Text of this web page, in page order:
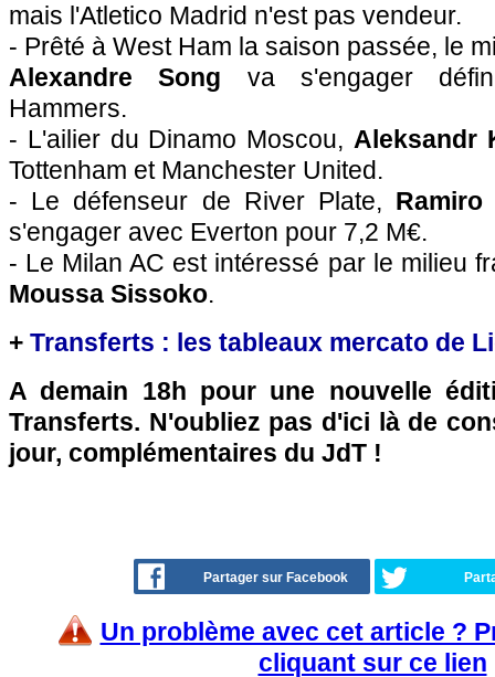
mais l'Atletico Madrid n'est pas vendeur.
- Prêté à West Ham la saison passée, le
Alexandre Song va s'engager
Hammers.
- L'ailier du Dinamo Moscou, Aleksandr
Tottenham et Manchester United.
- Le défenseur de River Plate,
s'engager avec Everton pour 7,2 M€.
- Le Milan AC est intéressé par le milieu
Moussa Sissoko.
+ Transferts : les tableaux mercato de
A demain 18h pour une nouvelle
Transferts. N'oubliez pas d'ici là de
jour, complémentaires du JdT !
Partager sur Facebook
Un problème avec cet article ?
cliquant sur ce lien